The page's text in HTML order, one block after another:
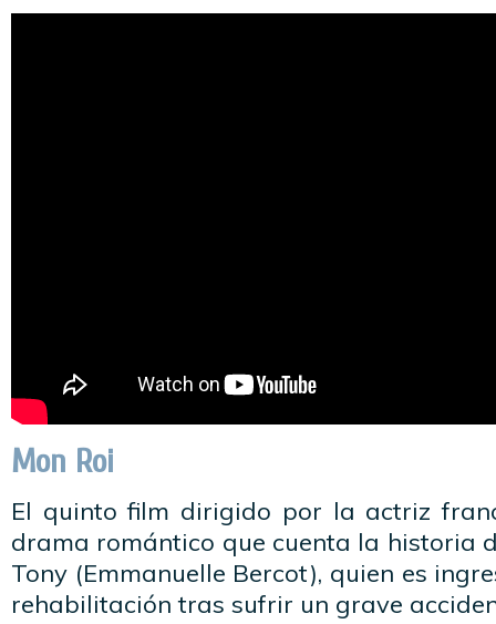
Mon Roi
El quinto film dirigido por la actriz
drama romántico que cuenta la historia
Tony (Emmanuelle Bercot), quien es
rehabilitación tras sufrir un grave